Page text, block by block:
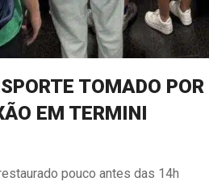
TOMADO
EM TERMINI
pouco antes das 14h